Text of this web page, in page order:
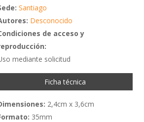
Santiago
Desconocido
de acceso y
mediante solicitud
Ficha técnica
2,4cm x 3,6cm
35mm